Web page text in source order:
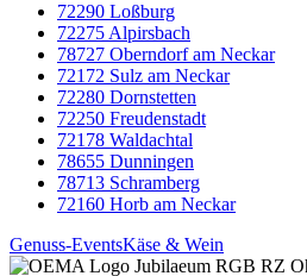
72290 Loßburg
72275 Alpirsbach
78727 Oberndorf am Neckar
72172 Sulz am Neckar
72280 Dornstetten
72250 Freudenstadt
72178 Waldachtal
78655 Dunningen
78713 Schramberg
72160 Horb am Neckar
Genuss-EventsKäse & Wein